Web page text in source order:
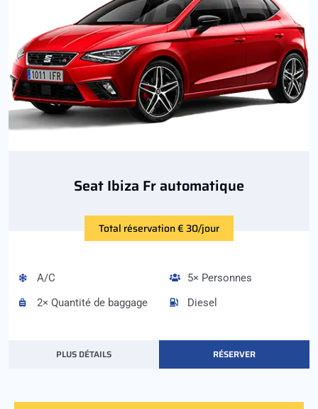
Seat Ibiza Fr automatique
Total réservation € 30/jour
A/C
2× Quantité de baggage
5× Personnes
Diesel
PLUS DÉTAILS RÉSERVER